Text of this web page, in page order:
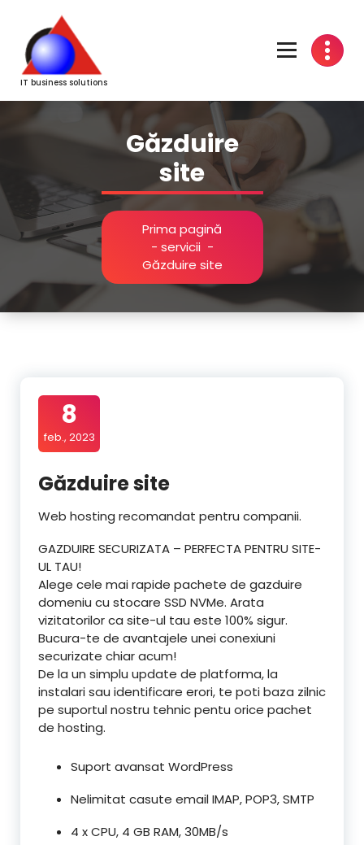
conținut
IT business solutions
Găzduire
site
Prima pagină
- servicii-
Găzduire site
8
feb., 2023
Găzduire site
Web hosting recomandat pentru companii.
GAZDUIRESECURIZATA – PERFECTA PENTRU SITE-
UL TAU!
Alege cele mai rapide pachete de gazduire
domeniu cu stocare SSD NVMe. Arata
vizitatorilor ca site-ul tau este 100% sigur.
Bucura-te de avantajele unei conexiuni
securizate chiar acum!
De la un simplu update de platforma, la
instalari sau identificare erori, te poti baza zilnic
pe suportul nostru tehnic pentu orice pachet
de hosting.
Suport avansat WordPress
Nelimitat casute email IMAP, POP3, SMTP
4 x CPU, 4 GB RAM, 30MB/s